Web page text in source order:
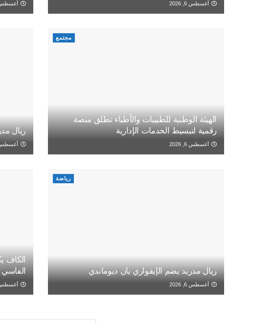
أغسطس 6, 2026 أغسطس 6,
مجتمع
الهيئة الوطنية للطبيبات والأطباء تطلق منصة
رقمية لتبسيط الخدمات الإدارية
أغسطس 6, 2026
ريال
أغسطس 6,
رياضة
ريال مدريد يضم الإيفواري يان ديوماندي
أغسطس 6, 2026
الكاف
الفاسي
أغسطس 6,